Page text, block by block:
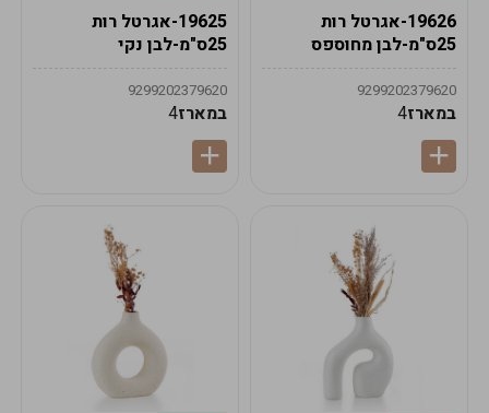
19626-אגרטל רות
25ס"מ-לבן מחוספס
9299202379620
במארז4
19625-אגרטל רות
25ס"מ-לבן נקי
9299202379620
במארז4